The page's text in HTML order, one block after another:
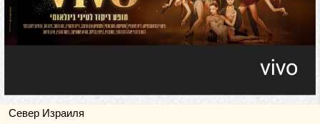
Север Израиля